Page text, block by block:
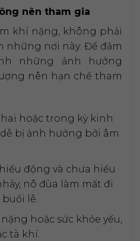
nên tham gia
khí nặng, không phải
những nơi này. Để đảm
những ảnh hưởng
nên hạn chế tham
hoặc trong kỳ kinh
bị ảnh hưởng bởi âm
động và chưa hiểu
nô đùa làm mất đi
lễ.
hoặc sức khỏe yếu,
tà khí.